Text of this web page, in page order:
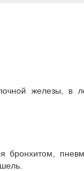
железы, в
бронхитом,